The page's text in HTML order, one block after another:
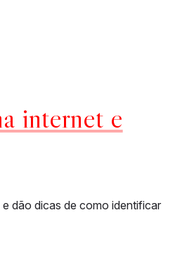
internet e
dão dicas de como identificar